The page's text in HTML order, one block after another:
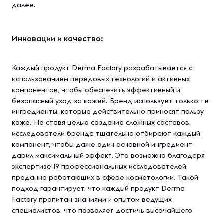
далее.
Инновации и качество:
Каждый продукт Derma Factory разрабатывается с
использованием передовых технологий и активных
компонентов, чтобы обеспечить эффективный и
безопасный уход за кожей. Бренд использует только те
ингредиенты, которые действительно приносят пользу
коже. Не ставя целью создание сложных составов,
исследователи бренда тщательно отбирают каждый
компонент, чтобы даже один основной ингредиент
дарил максимальный эффект. Это возможно благодаря
экспертизе 19 профессиональных исследователей,
преданно работающих в сфере косметологии. Такой
подход гарантирует, что каждый продукт Derma
Factory пропитан знаниями и опытом ведущих
специалистов, что позволяет достичь высочайшего